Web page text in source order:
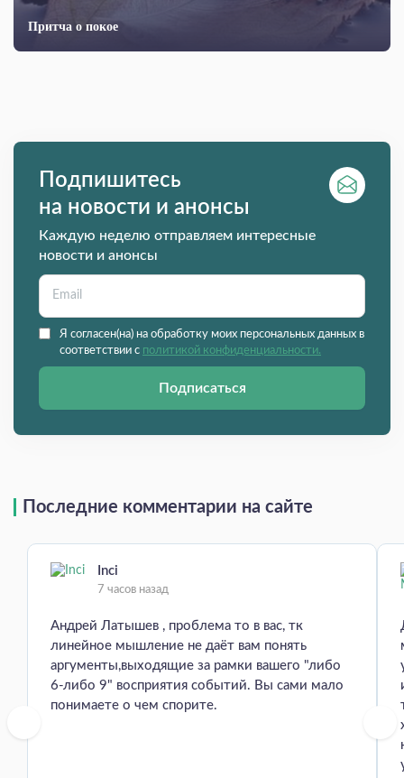
Притча о покое
Подпишитесь
на новости и анонсы
Каждую неделю отправляем интересные
новости и анонсы
Я согласен(на) на обработку моих персональных данных в
соответствии с политикой конфиденциальности.
Подписаться
Последние комментарии на сайте
Inci
7 часов назад
Андрей Латышев , проблема то в вас, тк
линейное мышление не даёт вам понять
аргументы,выходящие за рамки вашего "либо
6-либо 9" восприятия событий. Вы сами мало
понимаете о чем спорите.